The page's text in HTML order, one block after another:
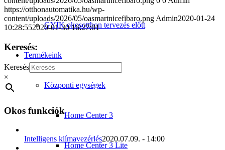
GYIK okosotthon tervezés előtt
Termékeink
Központi egységek
Home Center 3
Home Center 3 Lite
https://otthonautomatika.hu/wp-
content/uploads/2026/05/oasmartnicefibaro.png Admin2020-01-24
10:28:552020-01-30 16:27:01
Keresés:
Keresés
×
Okos funkciók
Intelligens klímavezérlés2020.07.09. - 14:00